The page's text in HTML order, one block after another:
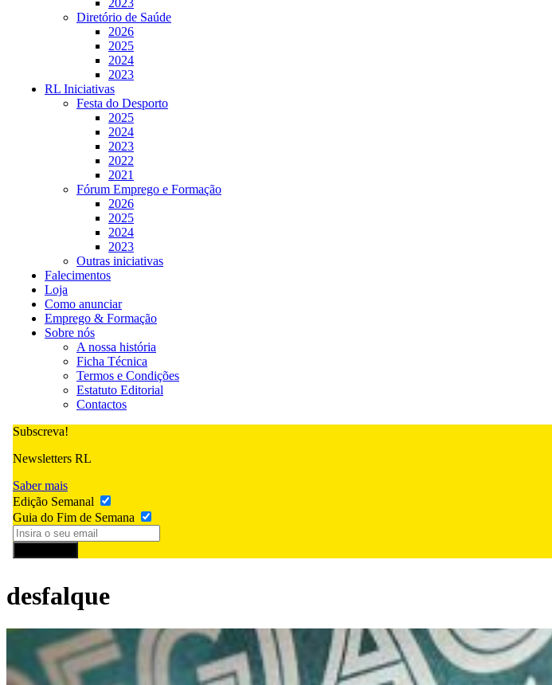
Diretório de Saúde
2026
2025
2024
2023
RL Iniciativas
Festa do Desporto
2025
2024
2023
2022
2021
Fórum Emprego e Formação
2026
2025
2024
2023
Outras iniciativas
Falecimentos
Loja
Como anunciar
Emprego & Formação
Sobre nós
A nossa história
Ficha Técnica
Termos e Condições
Estatuto Editorial
Contactos
Subscreva!
Newsletters RL
Saber mais
Edição Semanal
Guia do Fim de Semana
desfalque